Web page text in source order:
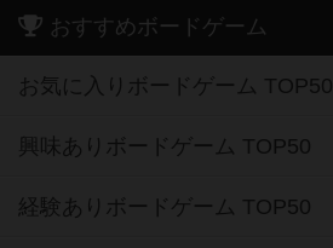
おすすめボードゲーム
お気に入りボードゲーム TOP50
興味ありボードゲーム TOP50
経験ありボードゲーム TOP50